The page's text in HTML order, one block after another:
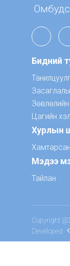
Бидний
Цагийн
Хурлын
Мэдээ
Тайлан
Copyright
Developed